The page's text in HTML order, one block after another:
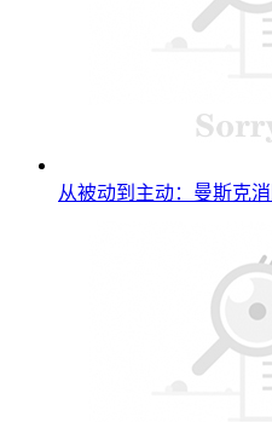
从被动到主动：曼斯克